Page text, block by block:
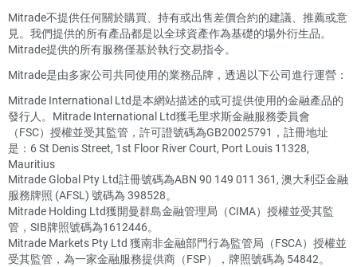
Mitrade不提供任何關於購買、持有或出售差價合約的建議、推薦或意
見。我們提供的所有產品都是以全球資產作為基礎的場外衍生品。
Mitrade提供的所有服務僅基於執行交易指令。
Mitrade是由多家公司共同使用的業務品牌，透過以下公司進行運營：
Mitrade International Ltd是本網站描述的或可提供使用的金融產品的
發行人。Mitrade International Ltd獲毛里求斯金融服務委員會
（FSC）授權並受其監管，許可證號碼為GB20025791，註冊地址
是：6 St Denis Street, 1st Floor River Court, Port Louis 11328,
Mauritius
Mitrade Global Pty Ltd註冊號碼為ABN 90 149 011 361, 澳大利亞金融
服務牌照 (AFSL) 號碼為 398528。
Mitrade Holding Ltd獲開曼群島金融管理局（CIMA）授權並受其監
管，SIB牌照號碼為1612446。
Mitrade Markets Pty Ltd 獲南非金融部門行為監管局（FSCA）授權並
受其監管，為一家金融服務提供商（FSP），牌照號碼為 54842。